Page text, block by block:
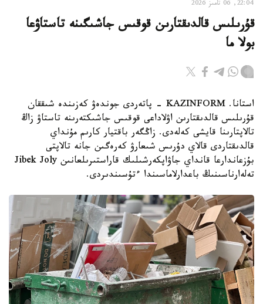
22:04, 06 تامىز 2026
قۇرىلىس قالدىقتارىن قوقىس جاشىگىنە تاستاۋعا
بولا ما
استانا. KAZINFORM - پاتەردى جوندەۋ كەزىندە شىققان
قۇرىلىس قالدىقتارىن اۋلاداعى قوقىس جاشىكتەرىنە تاستاۋ زاڭ
تالاپتارىنا قايشى كەلەدى. زاڭگەر باقتيار كارىم مۇنداي
قالدىقتاردى قالاي دۇرىس شىعارۋ كەرەگىن جانە تالاپتى
بۇزعاندارعا قانداي جاۋاپكەرشىلىك قاراستىرىلعانىن Jibek Joly
تەلەارناسىنىڭ باعدارلاماسىندا ءتۇسىندىردى.